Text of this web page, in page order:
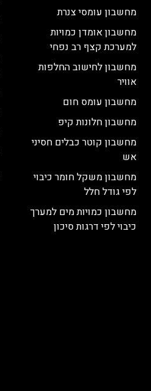
מחשבון עומסי צנרת
מחשבון אומדן כמויות
למערכת קצף רב נפחי
מחשבון לחישוב החלפות
אוויר
מחשבון עומס חום
מחשבון חלונות קיפ
מחשבון קוטר כבלים חסיני
אש
מחשבון משקל חומר כיבוי
לפי גודל חלל
מחשבון כמויות מים למערך
כיבוי לפי דרגות סיכון